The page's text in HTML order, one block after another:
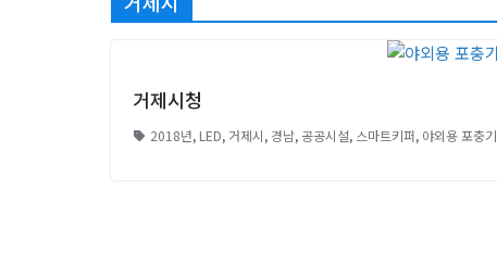
거제시청
2018년, LED, 거제시, 경남, 공공시설, 스마트키퍼, 야외용 포충기